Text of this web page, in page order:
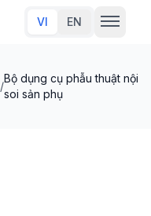
VI EN
/
Bộ dụng cụ phẫu thuật nội
soi sản phụ